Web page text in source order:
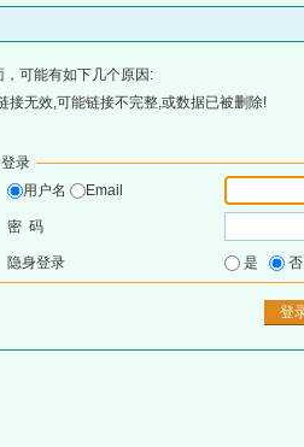
可能有如下几个原因:
接无效,可能链接不完整,或数据已被删除!
登录
用户名
Email
密 码
隐身登录 是 否